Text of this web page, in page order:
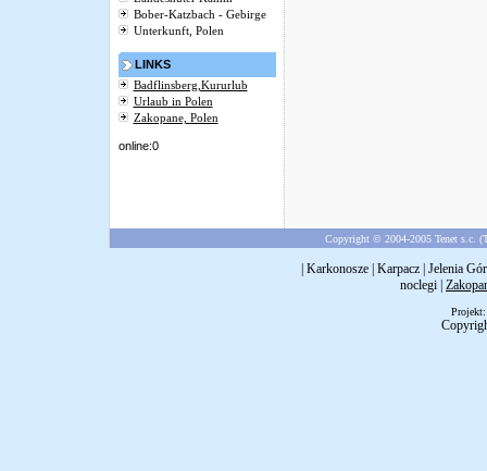
Bober-Katzbach - Gebirge
Unterkunft, Polen
LINKS
Badflinsberg,Kururlub
Urlaub in Polen
Zakopane, Polen
online:0
Copyright © 2004-2005 Tenet s.c.
Karkonosze Karpacz Jelenia
noclegi